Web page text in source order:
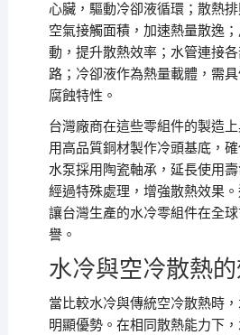
心臟，驅動冷卻液循環；散熱
空氣接觸面積，加速熱量散逸
動，提升散熱效率；水管連接
路；冷卻液作為熱量載體，需
腐蝕特性。
台灣廠商在這些零組件的製造
用高品質銅材製作冷頭基底，
水泵採用陶瓷軸承，延長使用
經過特殊處理，增強散熱效果。
讓台灣生產的水冷零組件在全
譽。
水冷與空冷散熱
當比較水冷與傳統空冷散熱時
明顯優勢。在相同散熱能力下